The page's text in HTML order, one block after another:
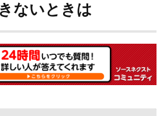
ないときは